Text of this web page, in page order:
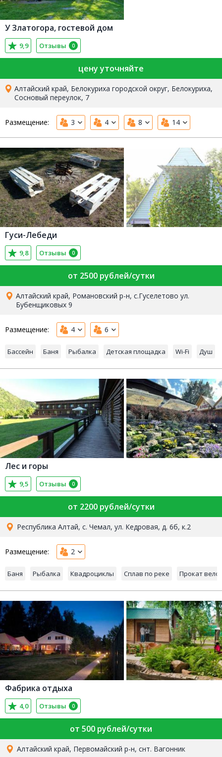
У Златогора, гостевой дом
9,9 Отзывы 0
цену уточняйте
Алтайский край, Белокуриха городской округ, Белокуриха,
Сосновый переулок, 7
Размещение: 3 4 8 14
Гуси-Лебеди
9,8 Отзывы 0
от 2500 рублей/сутки
Алтайский край, Романовский р-н, c.Гуселетово ул.
Бубенщиковых 9
Размещение: 4 6
Бассейн Баня Рыбалка Детская площадка Wi-Fi Душ
Лес и горы
9,5 Отзывы 0
от 2200 рублей/сутки
Республика Алтай, с. Чемал, ул. Кедровая, д. 6б, к.2
Размещение: 2
Баня Рыбалка Квадроциклы Сплав по реке Прокат
Фабрика отдыха
4,0 Отзывы 0
от 500 рублей/сутки
Алтайский край, Первомайский р-н, снт. Вагонник